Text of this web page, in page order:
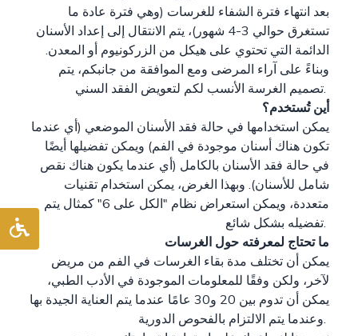
بعد انتهاء فترة الشفاء للغرسات (وهي فترة عادة ما
تستغرق حوالي 3-4 شهور)، يتم الانتقال إلى إعداد الأسنان
الدائمة التي تحتوي على هيكل من الزركونيوم أو المعدن.
وبناءً على آراء المرضى ومع الموافقة من جانبكم، يتم
أين تُستخدم؟
يمكن استخدامها في حالة فقد الأسنان الموضعي (أي عندما
تكون هناك أسنان موجودة في الفم) ويمكن تفضيلها أيضًا
في حالة فقد الأسنان بالكامل (أي عندما يكون هناك نقص
شامل للأسنان). وبهذا الغرض، يمكن استخدام تقنيات
متعددة، ويمكن استعراض نظام "الكل على 6" كمثال يتم
ما تحتاج لمعرفته حول الغرسات
يمكن أن تختلف مدة بقاء الغرسات في الفم من مريض
لآخر، ولكن وفقًا للمعلومات الموجودة في الأدب الطبي،
يمكن أن تدوم بين 20 و30 عامًا عندما يتم العناية الجيدة بها